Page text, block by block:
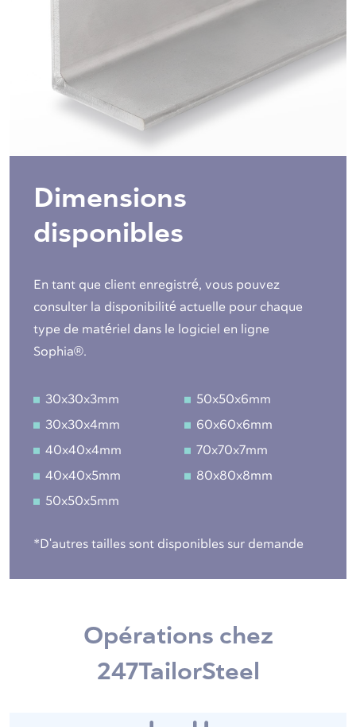
Dimensions
disponibles
En tant que client enregistré, vous pouvez
consulter la disponibilité actuelle pour chaque
type de matériel dans le logiciel en ligne
Sophia®.
30x30x3mm
30x30x4mm
40x40x4mm
40x40x5mm
50x50x5mm
50x50x6mm
60x60x6mm
70x70x7mm
80x80x8mm
*D'autres tailles sont disponibles sur demande
Opérations chez
247TailorSteel